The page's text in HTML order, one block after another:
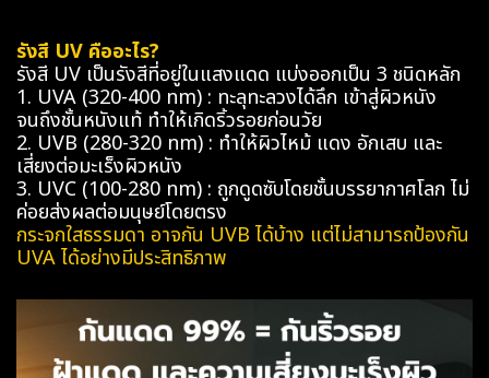
รังสี UV คืออะไร?
รังสี UV เป็นรังสีที่อยู่ในแสงแดด แบ่งออกเป็น 3 ชนิดหลัก
1. UVA (320-400 nm) : ทะลุทะลวงได้ลึก เข้าสู่ผิวหนัง
จนถึงชั้นหนังแท้ ทำให้เกิดริ้วรอยก่อนวัย
2. UVB (280-320 nm) : ทำให้ผิวไหม้ แดง อักเสบ และ
เสี่ยงต่อมะเร็งผิวหนัง
3. UVC (100-280 nm) : ถูกดูดซับโดยชั้นบรรยากาศโลก ไม่
ค่อยส่งผลต่อมนุษย์โดยตรง
กระจกใสธรรมดา อาจกัน UVB ได้บ้าง แต่ไม่สามารถป้องกัน
UVA ได้อย่างมีประสิทธิภาพ